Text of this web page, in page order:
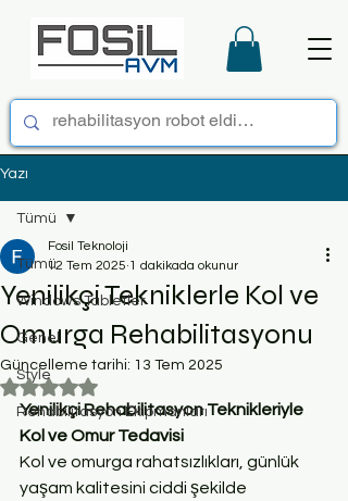
Yazı
Tümü
Windows Tabletler
Genel
Style
Rehabilitasyon Ekipmanları
Tümü
Yenilikçi Tekniklerle Kol ve
Omurga Rehabilitasyonu
Fosil Teknoloji
12 Tem 2025 1 dakikada okunur
Güncelleme tarihi: 13 Tem 2025
5 üzerinden NaN yıldız
Yenilikçi Rehabilitasyon Teknikleriyle
Kol ve Omur Tedavisi
Kol ve omurga rahatsızlıkları, günlük
yaşam kalitesini ciddi şekilde